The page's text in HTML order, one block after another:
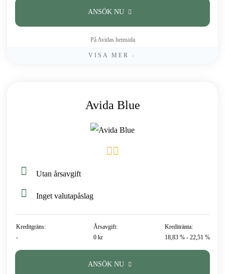
ANSÖK NU
På Avidas hemsida
VISA MER
Avida Blue
Utan årsavgift
Inget valutapåslag
Kreditgräns:
-
Årsavgift:
0 kr
Kreditränta:
18,83 % - 22,51 %
ANSÖK NU